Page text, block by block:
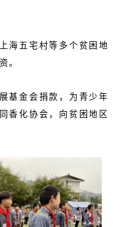
海五宅村等多个贫困地
。
基金会捐款，为青少年
香化协会，向贫困地区